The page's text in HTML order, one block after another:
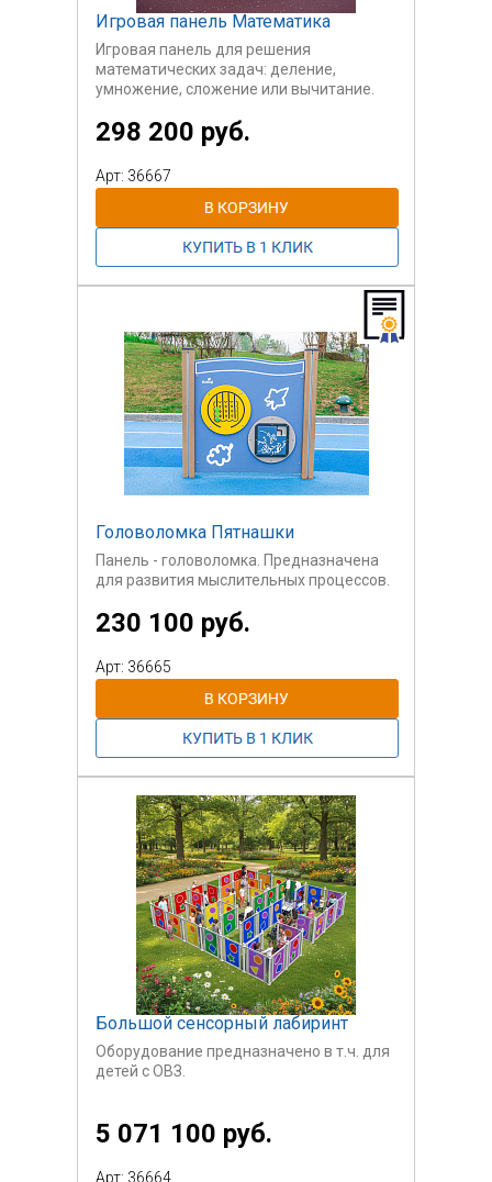
Игровая панель Математика
Игровая панель для решения
математических задач: деление,
умножение, сложение или вычитание.
Преимущество панели в том, что на ней
возможно обучать простым
арифметическим действиям даже
малышей. Удобно, просто и наглядно.
Превратите обучение в игру с панелью
"Математика"! Яркие счёты и три
вращающихся диска (два с цифрами 0–
9, один с операциями +, −, ×, ÷) увлекут
детей в мир арифметики.
удовольствием! Прочная, безопасная и
устойчивая к погоде — идеальное
решение для весёлого обучения на
свежем воздухе. Зажгите интерес к
математике!
298 200 руб.
Арт: 36667
Головоломка Пятнашки
Панель - головоломка. Предназначена
для развития мыслительных процессов.
230 100 руб.
Арт: 36665
Большой сенсорный лабиринт
Оборудование предназначено в т.ч. для
детей с ОВЗ.
5 071 100 руб.
Арт: 36664